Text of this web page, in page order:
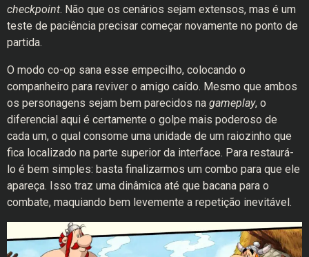
checkpoint. Não que os cenários sejam extensos, mas é um
teste de paciência precisar começar novamente no ponto de
partida.
O modo co-op sana esse empecilho, colocando o
companheiro para reviver o amigo caído. Mesmo que ambos
os personagens sejam bem parecidos na gameplay, o
diferencial aqui é certamente o golpe mais poderoso de
cada um, o qual consome uma unidade de um raiozinho que
fica localizado na parte superior da interface. Para restaurá-
lo é bem simples: basta finalizarmos um combo para que ele
apareça. Isso traz uma dinâmica até que bacana para o
combate, maquiando bem levemente a repetição inevitável.